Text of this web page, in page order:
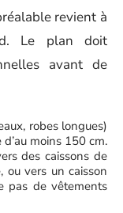
revient à
Le plan doit
avant de
robes longues)
moins 150 cm.
des caissons de
ou vers un caisson
pas de vêtements